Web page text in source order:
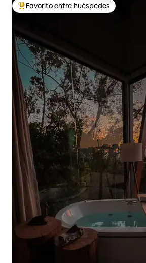
Favorito entre los huéspedes más
Favorito entre huéspedes